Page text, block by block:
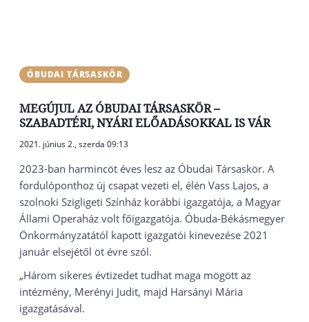
ÓBUDAI TÁRSASKÖR
MEGÚJUL AZ ÓBUDAI TÁRSASKÖR –
SZABADTÉRI, NYÁRI ELŐADÁSOKKAL IS VÁR
2021. június 2., szerda 09:13
2023-ban harmincöt éves lesz az Óbudai Társaskör. A
fordulóponthoz új csapat vezeti el, élén Vass Lajos, a
szolnoki Szigligeti Színház korábbi igazgatója, a Magyar
Állami Operaház volt főigazgatója. Óbuda-Békásmegyer
Önkormányzatától kapott igazgatói kinevezése 2021
január elsejétől öt évre szól.
„Három sikeres évtizedet tudhat maga mögött az
intézmény, Merényi Judit, majd Harsányi Mária
igazgatásával.